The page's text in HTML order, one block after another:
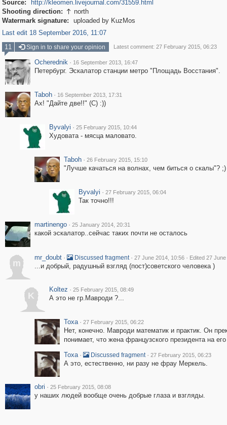
Source:
http://kleomen.livejournal.com/31559.html
Shooting direction:  north
Watermark signature:
uploaded by KuzMos
Last edit 18 September 2016, 11:07
11
Sign in to share your opinion Latest comment: 27 February 2015, 06:23
Ocherednik · 16 September 2013, 16:47
Петербург. Эскалатор станции метро "Площадь Восстания".
Taboh · 16 September 2013, 17:31
Ах! "Дайте две!!" (С) :))
Byvalyi · 25 February 2015, 10:44
Худовата - мясца маловато.
Taboh · 26 February 2015, 15:10
"Лучше качаться на волнах, чем биться о скалы"? ;)
Byvalyi · 27 February 2015, 06:04
Так точно!!!
martinengo · 25 January 2014, 20:31
какой эскалатор..сейчас таких почти не осталось
m
mr_doubt · Discussed fragment · 27 June 2014, 10:56 · Edited 27
...и добрый, радушный взгляд (пост)советского человека )
K
Koltez · 25 February 2015, 08:49
А это не гр.Мавроди ?...
Toxa · 27 February 2015, 06:22
Нет, конечно. Мавроди математик и практик. Он
понимает, что жена французского президента на
Toxa · Discussed fragment · 27 February 2015, 06:23
А это, естественно, ни разу не фрау Меркель.
obri · 25 February 2015, 08:08
у наших людей вообще очень добрые глаза и взгляды.